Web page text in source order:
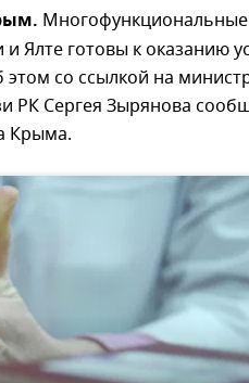
Многофункциональные
Ялте готовы к оказанию
со ссылкой на
РК Сергея Зырянова
Крыма.